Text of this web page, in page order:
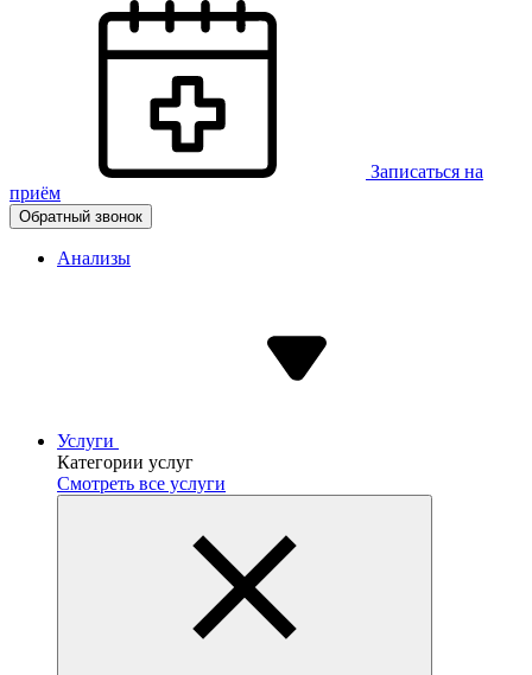
Записаться на
приём
Обратный звонок
Анализы
Услуги
Категории услуг
Смотреть все услуги